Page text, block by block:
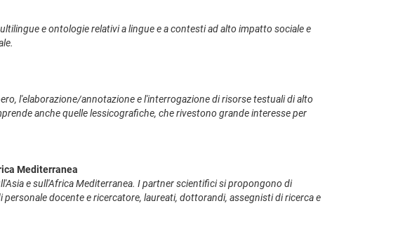
e ontologie relativi a lingue e a contesti ad alto impatto sociale e
l'elaborazione/annotazione e l'interrogazione di risorse testuali di alto
anche quelle lessicografiche, che rivestono grande interesse per
Mediterranea
e sull'Africa Mediterranea. I partner scientifici si propongono di
docente e ricercatore, laureati, dottorandi, assegnisti di ricerca e